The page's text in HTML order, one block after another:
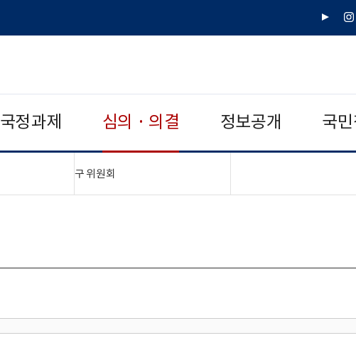
유
인
국정과제 심의 · 의결 정보공개 국
구 위원회